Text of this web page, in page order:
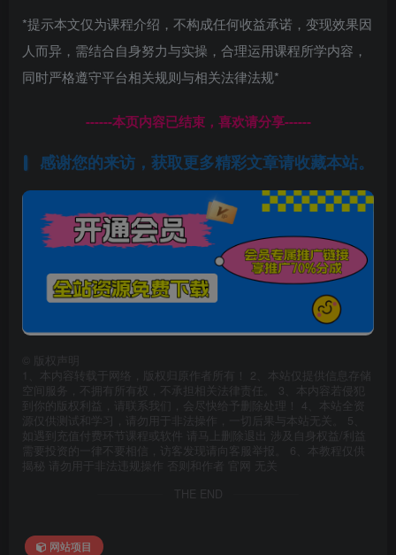
*提示本文仅为课程介绍，不构成任何收益承诺，变现效果因
人而异，需结合自身努力与实操，合理运用课程所学内容，
同时严格遵守平台相关规则与相关法律法规*
------本页内容已结束，喜欢请分享------
感谢您的来访，获取更多精彩文章请收藏本站。
版权声明
1、本内容转载于网络，版权归原作者所有！ 2、本站仅提供信息存储
空间服务，不拥有所有权，不承担相关法律责任。 3、本内容若侵犯
到你的版权利益，请联系我们，会尽快给予删除处理！ 4、本站全资
源仅供测试和学习，请勿用于非法操作，一切后果与本站无关。 5、
如遇到充值付费环节课程或软件 请马上删除退出 涉及自身权益/利益
需要投资的一律不要相信，访客发现请向客服举报。 6、本教程仅供
揭秘 请勿用于非法违规操作 否则和作者 官网 无关
THE END
网站项目